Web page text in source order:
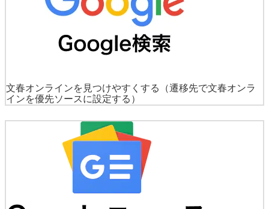
文春オンラインを見つけやすくする
（遷移先で文春オンラ
インを優先ソースに設定する）